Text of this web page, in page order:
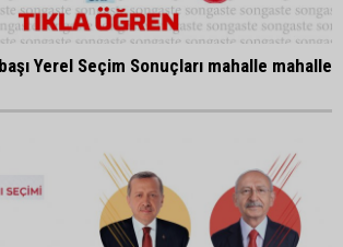
Yerel Seçim Sonuçları mahalle mahalle